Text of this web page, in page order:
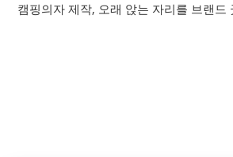
캠핑의자 제작, 오래 앉는 자리를 브랜드